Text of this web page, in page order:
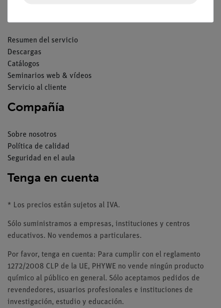
Resumen del servicio
Descargas
Catálogos
Seminarios web & vídeos
Servicio al cliente
Compañía
Sobre nosotros
Política de calidad
Seguridad en el aula
Tenga en cuenta
* Los precios están sujetos al IVA.
Sólo suministramos a empresas, instituciones y centros
educativos. No vendemos a particulares.
Por favor, tenga en cuenta: Para cumplir con el reglamento
1272/2008 CLP de la UE, PHYWE no vende ningún producto
químico al público en general. Sólo aceptamos pedidos de
revendedores, usuarios profesionales e instituciones de
investigación, estudio y educación.